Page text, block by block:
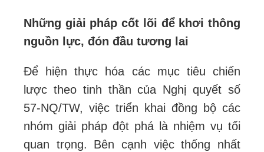
Những giải pháp cốt lõi để khơi thông
nguồn lực, đón đầu tương lai
Để hiện thực hóa các mục tiêu chiến
lược theo tinh thần của Nghị quyết số
57-NQ/TW, việc triển khai đồng bộ các
nhóm giải pháp đột phá là nhiệm vụ tối
quan trọng. Bên cạnh việc thống nhất